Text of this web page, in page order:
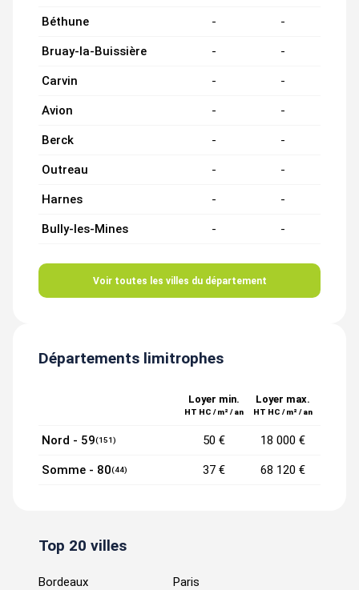
Béthune - -
Bruay-la-Buissière - -
Carvin - -
Avion - -
Berck - -
Outreau - -
Harnes - -
Bully-les-Mines - -
Voir toutes les villes du département
Départements limitrophes
Loyer min.
HT HC / m² / an
Loyer max.
HT HC / m² / an
Nord - 59(151) 50 € 18 000 €
Somme - 80(44) 37 € 68 120 €
Top 20 villes
Bordeaux
Paris